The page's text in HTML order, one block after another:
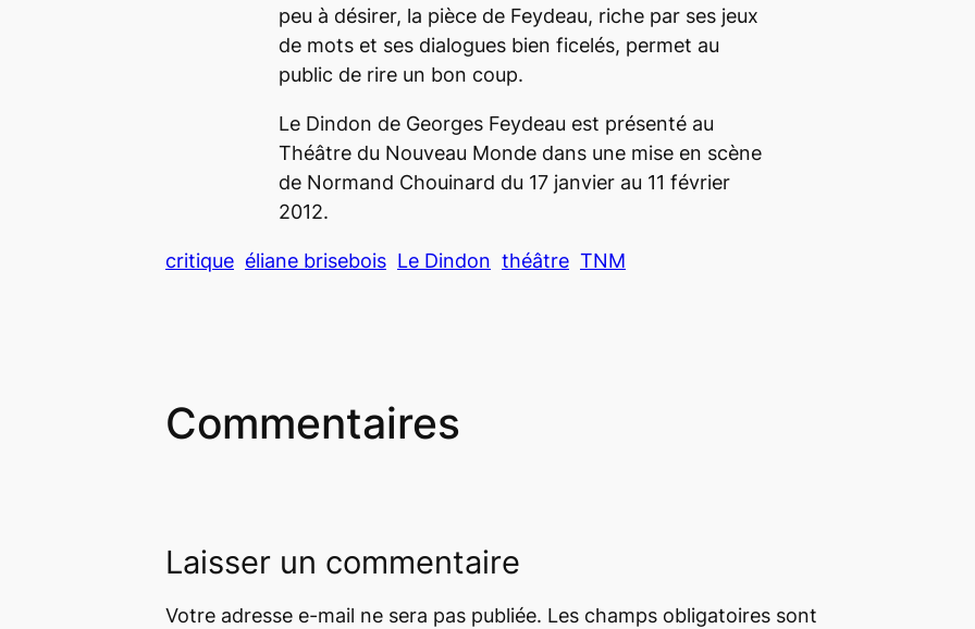
peu à désirer, la pièce de Feydeau, riche par ses jeux
de mots et ses dialogues bien ficelés, permet au
public de rire un bon coup.
Le Dindon de Georges Feydeau est présenté au
Théâtre du Nouveau Monde dans une mise en scène
de Normand Chouinard du 17 janvier au 11 février
2012.
critique éliane brisebois Le Dindon théâtre TNM
Commentaires
Laisser un commentaire
Votre adresse e-mail ne sera pas publiée. Les champs obligatoires sont